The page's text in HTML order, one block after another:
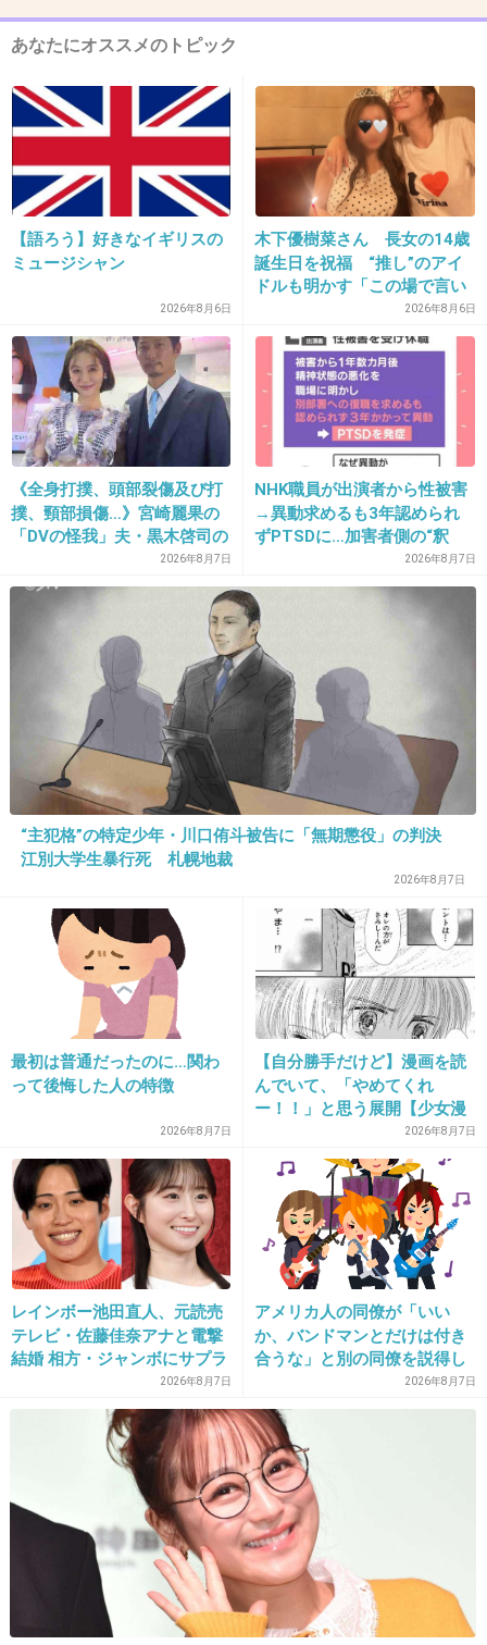
人手不足の売り手市場とはいえ、派遣元の立場
は低いと思う。
-3
12. 匿名2019/12/24(火) 21:41:32
しない
+23 -6
13. 匿名2019/12/24(火) 21:42:18
こちらから何も聞いてないのに同じフロアで働
く派遣さんの悩み事をことをペラペラ話しだし
たから、絶対自分の事は話すまいと決めてる。
1件の返信
+113 -2
2019/12/24(火) 21:42:19
役に立たん
まあうまくやってくださいよみたいな
+57 -2
そもそも派遣なんかで働かないよ。
+9 -28
16. 匿名 2019/12/24(火) 21:43:05
派遣の営業にとっては派遣先会社が神様で派遣
されてる人は捨て駒だから。派遣先の会社の人
がお怒りの時の言い訳に使えそうなネタにメモ
されて人事評価低く付けられおしまい。
+73 -4
2019/12/24(火) 21:43:27
個人的に飲みに誘ってきて、断ったらパワハラ
まがいのことをされたので
派遣担当を通してクレームを言いました。
派遣の営業というより
あなたにオススメのトピック
【語ろう】好きなイギリスの
ミュージシャン
2026年8月6日
木下優樹菜さん 長女の14歳
誕生日を祝福 “推し”のアイ
ドルも明かす「この場で言い
2026年8月6日
《全身打撲、頭部裂傷及び打
撲、頸部損傷…》宮崎麗果の
「DVの怪我」夫・黒木啓司の
逮捕で始まる「夫婦の闘争」
2026年8月7日
NHK職員が出演者から性被害
→異動求めるも3年認められ
ずPTSDに…加害者側の“釈
明”にコラムニスト「納得がい
かない」一方で組織体制の問
題点も指摘
2026年8月7日
“主犯格”の特定少年・川口侑斗被告に「無期懲役」の判決
江別大学生暴行死 札幌地裁
2026年8月7日
最初は普通だったのに…関わ
って後悔した人の特徴
2026年8月7日
【自分勝手だけど】漫画を読
んでいて、「やめてくれ
ー！！」と思う展開【少女漫
画・少年漫画etc.】Part2
2026年8月7日
レインボー池田直人、元読売
テレビ・佐藤佳奈アナと電撃
結婚 相方・ジャンボにサプラ
2026年8月7日
アメリカ人の同僚が「いい
か、バンドマンとだけは付き
合うな」と別の同僚を説得し
ており、そこにフランス人と
イタリア人も参戦した結果こ
うなった
2026年8月7日